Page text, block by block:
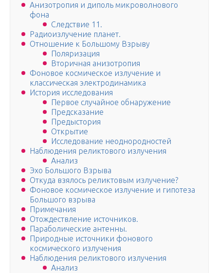
Анизотропия и диполь микроволнового
фона
Следствие 11.
Радиоизлучение планет.
Отношение к Большому Взрыву
Поляризация
Вторичная анизотропия
Фоновое космическое излучение и
классическая электродинамика
История исследования
Первое случайное обнаружение
Предсказание
Предыстория
Открытие
Исследование неоднородностей
Наблюдения реликтового излучения
Анализ
Эхо Большого Взрыва
Откуда взялось реликтовым излучение?
Фоновое космическое излучение и гипотеза
Большого взрыва
Примечания
Отождествление источников.
Параболические антенны.
Природные источники фонового
космического излучения
Наблюдения реликтового излучения
Анализ